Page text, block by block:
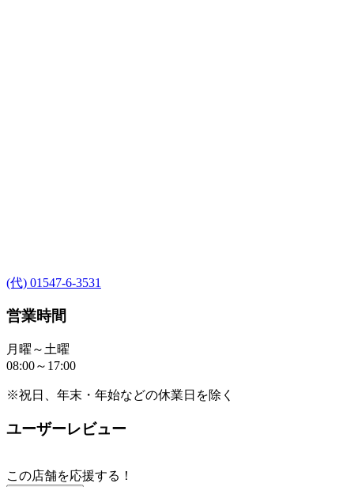
(代) 01547-6-3531
営業時間
月曜～土曜
08:00～17:00
※祝日、年末・年始などの休業日を除く
ユーザーレビュー
この店舗を応援する！